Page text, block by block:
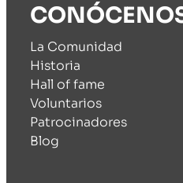
La Comunidad
Historia
Hall of fame
Voluntarios
Patrocinadores
Blog